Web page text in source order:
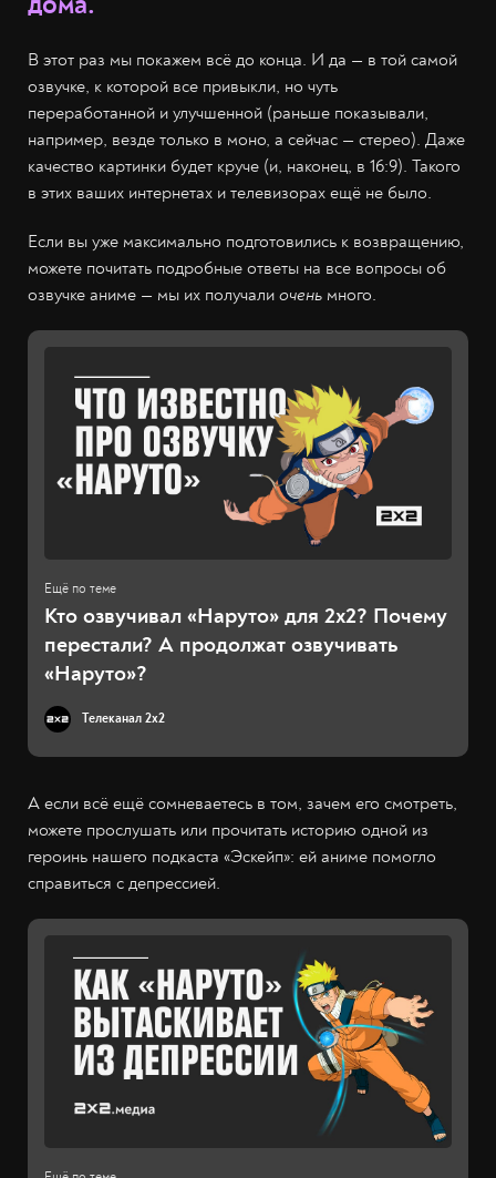
В этот раз мы покажем всё до конца. И да — в той самой
озвучке, к которой все привыкли, но чуть
переработанной и улучшенной (раньше показывали,
например, везде только в моно, а сейчас — стерео). Даже
качество картинки будет круче (и, наконец, в 16:9). Такого
в этих ваших интернетах и телевизорах ещё не было.
Если вы уже максимально подготовились к возвращению,
можете почитать подробные ответы на все вопросы об
озвучке аниме — мы их получали очень много.
Кто озвучивал «Наруто» для 2х2? Почему
перестали? А продолжат озвучивать
«Наруто»?
Телеканал 2x2
А если всё ещё сомневаетесь в том, зачем его смотреть,
можете прослушать или прочитать историю одной из
героинь нашего подкаста «Эскейп»: ей аниме помогло
справиться с депрессией.